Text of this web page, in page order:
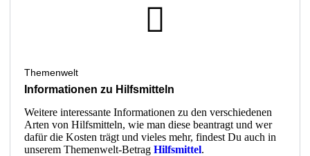
Themenwelt
Informationen zu Hilfsmitteln
Weitere interessante Informationen zu den verschiedenen
Arten von Hilfsmitteln, wie man diese beantragt und wer
dafür die Kosten trägt und vieles mehr, findest Du auch in
unserem Themenwelt-Betrag Hilfsmittel.